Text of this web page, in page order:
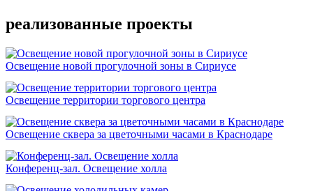
реализованные проекты
Освещение новой прогулочной зоны в Сириусе
Освещение территории торгового центра
Освещение сквера за цветочными часами в Краснодаре
Конференц-зал. Освещение холла